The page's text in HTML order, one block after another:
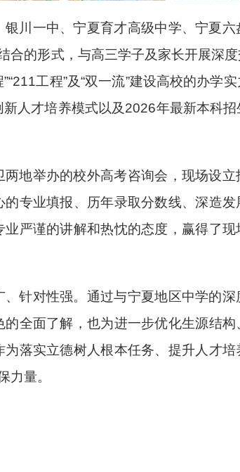
川一中、宁夏育才高级中学、宁夏
合的形式，与高三学子及家长开展深
工程”及“双一流”建设高校的办学
人才培养模式以及2026年最新本科
地举办的校外高考咨询会，现场设
专业填报、历年录取分数线、深造
严谨的讲解和热忱的态度，赢得了
针对性强。通过与宁夏地区中学的
全面了解，也为进一步优化生源结
落实立德树人根本任务、提升人才
力量。